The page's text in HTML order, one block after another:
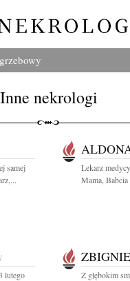
Inne nekrologi
samej
Lekarz
Mama,
lutego
Z głębokim